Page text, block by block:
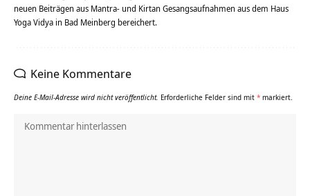
neuen Beiträgen aus Mantra- und Kirtan Gesangsaufnahmen aus dem Haus
Yoga Vidya in Bad Meinberg bereichert.
Keine Kommentare
Deine E-Mail-Adresse wird nicht veröffentlicht. Erforderliche Felder sind mit * markiert.